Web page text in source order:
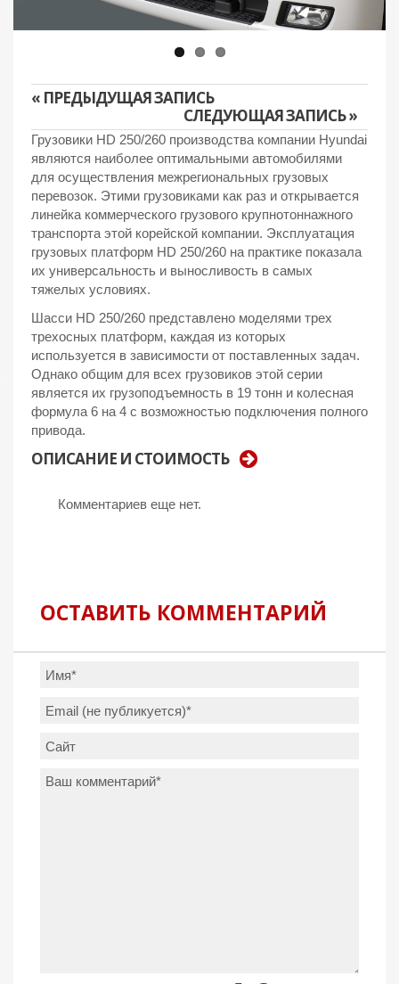
« ПРЕДЫДУЩАЯ ЗАПИСЬ
СЛЕДУЮЩАЯ ЗАПИСЬ »
Грузовики HD 250/260 производства компании Hyundai
являются наиболее оптимальными автомобилями
для осуществления межрегиональных грузовых
перевозок. Этими грузовиками как раз и открывается
линейка коммерческого грузового крупнотоннажного
транспорта этой корейской компании. Эксплуатация
грузовых платформ HD 250/260 на практике показала
их универсальность и выносливость в самых
тяжелых условиях.
Шасси HD 250/260 представлено моделями трех
трехосных платформ, каждая из которых
используется в зависимости от поставленных задач.
Однако общим для всех грузовиков этой серии
является их грузоподъемность в 19 тонн и колесная
формула 6 на 4 с возможностью подключения полного
привода.
ОПИСАНИЕ И СТОИМОСТЬ
Комментариев еще нет.
ОСТАВИТЬ КОММЕНТАРИЙ